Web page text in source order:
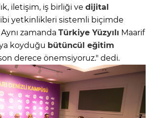
iletişim, iş birliği ve dijital
yetkinlikleri sistemli biçimde
Aynı zamanda Türkiye Yüzyılı Maarif
koyduğu bütüncül eğitim
son derece önemsiyoruz." dedi.